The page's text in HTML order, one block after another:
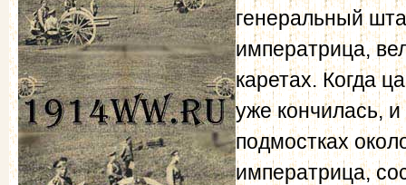
генеральный
императрица,
каретах. Когда
уже кончилась,
подмостках
императрица,